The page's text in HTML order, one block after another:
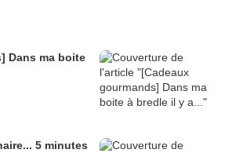
Dans ma boite
5 minutes